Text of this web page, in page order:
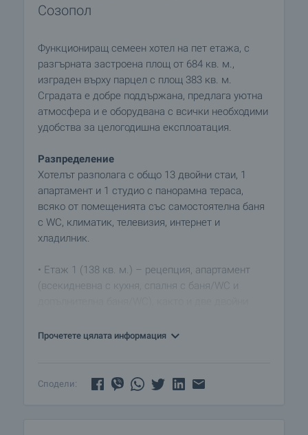
Созопол
Функциониращ семеен хотел на пет етажа, с
разгърната застроена площ от 684 кв. м.,
изграден върху парцел с площ 383 кв. м.
Сградата е добре поддържана, предлага уютна
атмосфера и е оборудвана с всички необходими
удобства за целогодишна експлоатация.
Разпределение
Хотелът разполага с общо 13 двойни стаи, 1
апартамент и 1 студио с панорамна тераса,
всяко от помещенията със самостоятелна баня
с WC, климатик, телевизия, интернет и
хладилник.
• Етаж 1 (138 кв. м.) – рецепция, апартамент
(всекидневна с кухня, спалня с баня/WC и
• Етаж 2 и Етаж 3 (по 138 кв. м.) – по четири
• Етаж 5 – студио с просторна панорамна тераса
Прочетете цялата информация
Сподели: